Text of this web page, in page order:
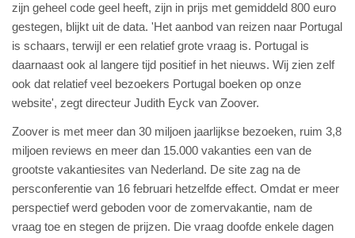
zijn geheel code geel heeft, zijn in prijs met gemiddeld 800 euro
gestegen, blijkt uit de data. 'Het aanbod van reizen naar Portugal
is schaars, terwijl er een relatief grote vraag is. Portugal is
daarnaast ook al langere tijd positief in het nieuws. Wij zien zelf
ook dat relatief veel bezoekers Portugal boeken op onze
website', zegt directeur Judith Eyck van Zoover.
Zoover is met meer dan 30 miljoen jaarlijkse bezoeken, ruim 3,8
miljoen reviews en meer dan 15.000 vakanties een van de
grootste vakantiesites van Nederland. De site zag na de
persconferentie van 16 februari hetzelfde effect. Omdat er meer
perspectief werd geboden voor de zomervakantie, nam de
vraag toe en stegen de prijzen. Die vraag doofde enkele dagen